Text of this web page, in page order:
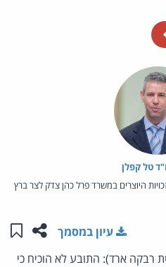
טל קפלן
היוצרים במשרד פרל כהן צדק לצר ברץ
שתפו
עיון במסמך
רבקה ארד): התובע לא הוכיח כי